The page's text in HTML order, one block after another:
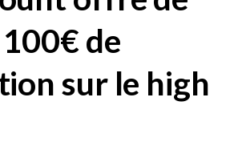
de
sur le high